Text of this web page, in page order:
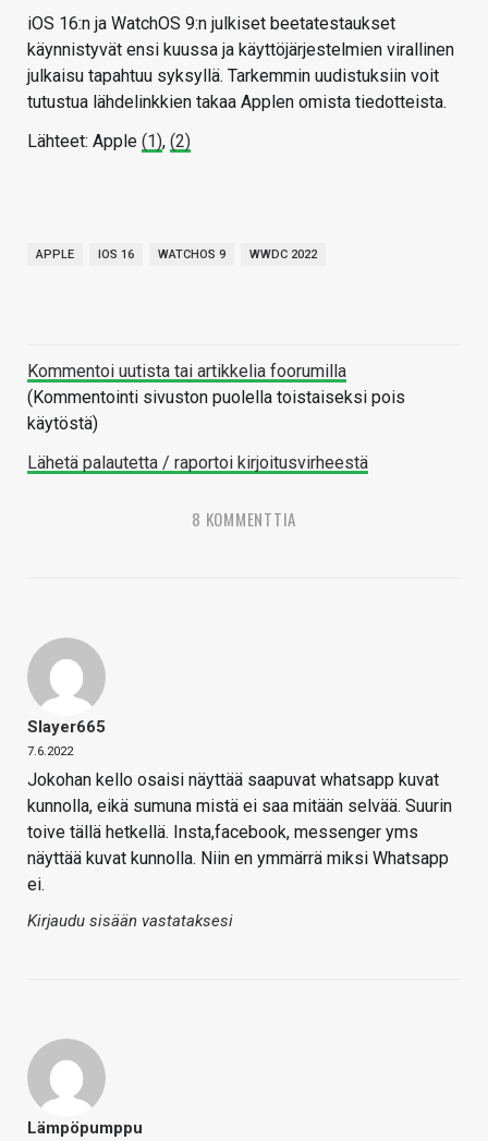
iOS 16:n ja WatchOS 9:n julkiset beetatestaukset
käynnistyvät ensi kuussa ja käyttöjärjestelmien virallinen
julkaisu tapahtuu syksyllä. Tarkemmin uudistuksiin voit
tutustua lähdelinkkien takaa Applen omista tiedotteista.
Lähteet: Apple (1), (2)
APPLE IOS 16 WATCHOS 9 WWDC 2022
Kommentoi uutista tai artikkelia foorumilla
(Kommentointi sivuston puolella toistaiseksi pois
käytöstä)
Lähetä palautetta / raportoi kirjoitusvirheestä
8 KOMMENTTIA
Slayer665
7.6.2022
Jokohan kello osaisi näyttää saapuvat whatsapp kuvat
kunnolla, eikä sumuna mistä ei saa mitään selvää. Suurin
toive tällä hetkellä. Insta,facebook, messenger yms
näyttää kuvat kunnolla. Niin en ymmärrä miksi Whatsapp
ei.
Kirjaudu sisään vastataksesi
Lämpöpumppu